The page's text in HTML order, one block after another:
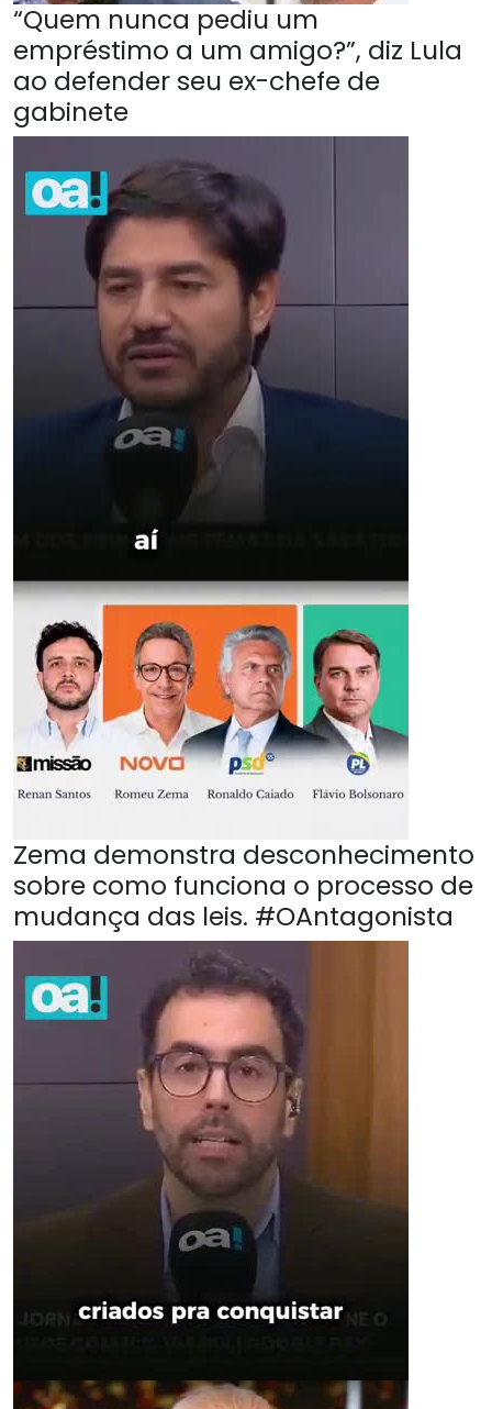
“Quem nunca pediu um
empréstimo a um amigo?”, diz Lula
ao defender seu ex-chefe de
gabinete
Zema demonstra desconhecimento
sobre como funciona o processo de
mudança das leis. #OAntagonista